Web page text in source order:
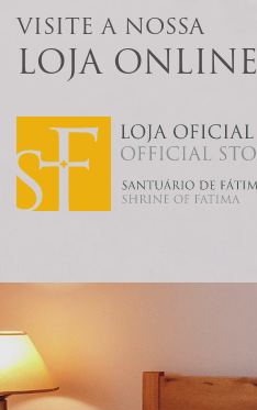
VISITE A NOSSA
LOJA ONLINE